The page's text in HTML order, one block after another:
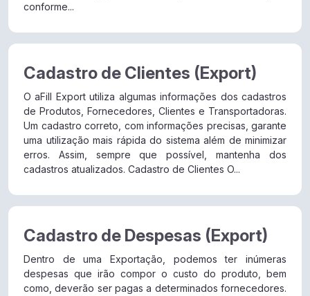
conforme...
Cadastro de Clientes (Export)
O aFill Export utiliza algumas informações dos cadastros
de Produtos, Fornecedores, Clientes e Transportadoras.
Um cadastro correto, com informações precisas, garante
uma utilização mais rápida do sistema além de minimizar
erros. Assim, sempre que possível, mantenha dos
cadastros atualizados. Cadastro de Clientes O...
Cadastro de Despesas (Export)
Dentro de uma Exportação, podemos ter inúmeras
despesas que irão compor o custo do produto, bem
como, deverão ser pagas a determinados fornecedores.